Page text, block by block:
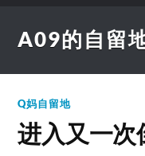
A09的自留
Q妈自留地
进入又一次